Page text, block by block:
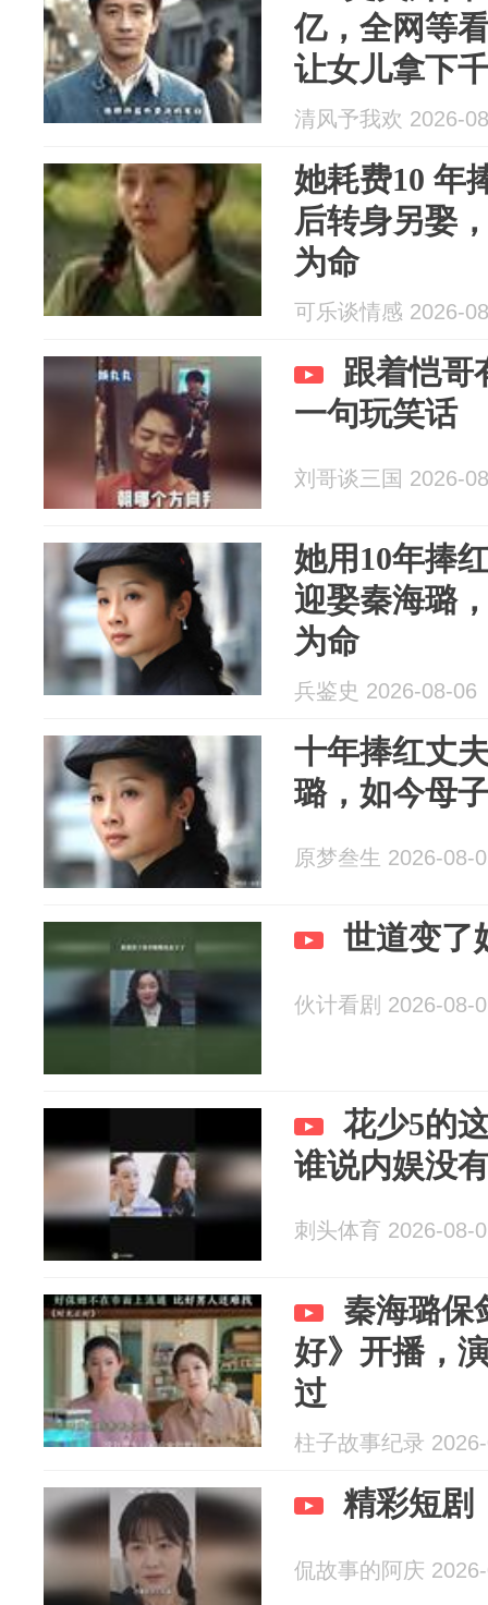
亿，全网等
让女儿拿下
清风予我欢 2026-
她耗费10 年
后转身另娶
为命
可乐谈情感 2026-
跟着恺哥
一句玩笑话
刘哥谈三国 2026-
她用10年捧
迎娶秦海璐
为命
兵鉴史 2026-08-06
十年捧红丈
璐，如今母
原梦叁生 2026-08-
世道变了
伙计看剧 2026-08-
花少5的
谁说内娱没
刺头体育 2026-08-
秦海璐保
好》开播，
过
柱子故事纪录
精彩短剧
侃故事的阿庆